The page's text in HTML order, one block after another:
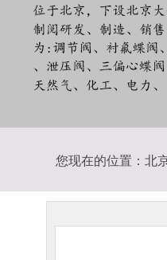
您现在的位置： 北